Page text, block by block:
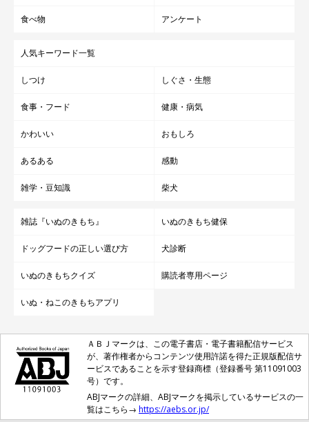
食べ物 アンケート
人気キーワード一覧
しつけ しぐさ・生態
食事・フード 健康・病気
かわいい おもしろ
あるある 感動
雑学・豆知識 柴犬
雑誌『いぬのきもち』 いぬのきもち健保
ドッグフードの正しい選び方 犬診断
いぬのきもちクイズ 購読者専用ページ
いぬ・ねこのきもちアプリ
ＡＢＪマークは、この電子書店・電子書籍配信サービス
が、著作権者からコンテンツ使用許諾を得た正規版配信サ
ービスであることを示す登録商標（登録番号 第11091003
号）です。
ABJマークの詳細、ABJマークを掲示しているサービスの一
覧はこちら→ https://aebs.or.jp/